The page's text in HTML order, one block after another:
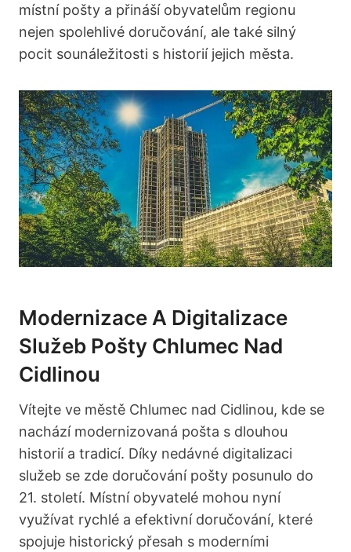
místní pošty a přináší obyvatelům regionu
nejen spolehlivé doručování, ale také silný
pocit sounáležitosti s historií jejich města.
Modernizace A Digitalizace
Služeb Pošty Chlumec Nad
Cidlinou
Vítejte ve městě Chlumec nad Cidlinou, kde se
nachází modernizovaná pošta s dlouhou
historií a tradicí. Díky nedávné digitalizaci
služeb se zde doručování pošty posunulo do
21. století. Místní obyvatelé mohou nyní
využívat rychlé a efektivní doručování, které
spojuje historický přesah s moderními